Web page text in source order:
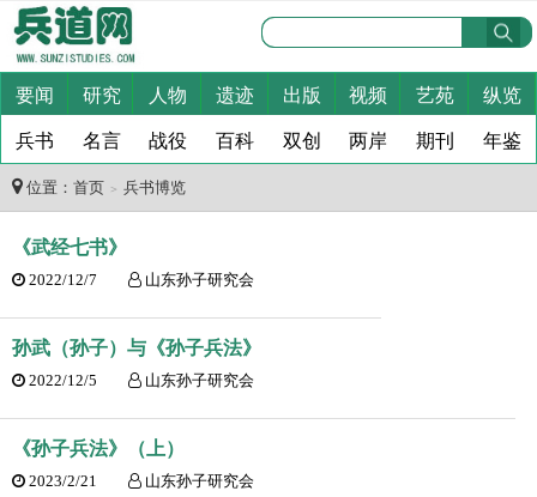
要闻 研究 人物 遗迹 出版 视频 艺苑 纵览
兵书 名言 战役 百科 双创 两岸 期刊 年鉴
位置： 首页 ＞ 兵书博览
《武经七书》
2022/12/7 山东孙子研究会
孙武（孙子）与《孙子兵法》
2022/12/5 山东孙子研究会
《孙子兵法》（上）
2023/2/21 山东孙子研究会